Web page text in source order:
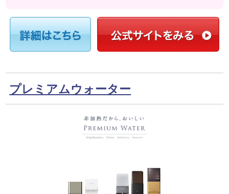
プレミアムウォーター